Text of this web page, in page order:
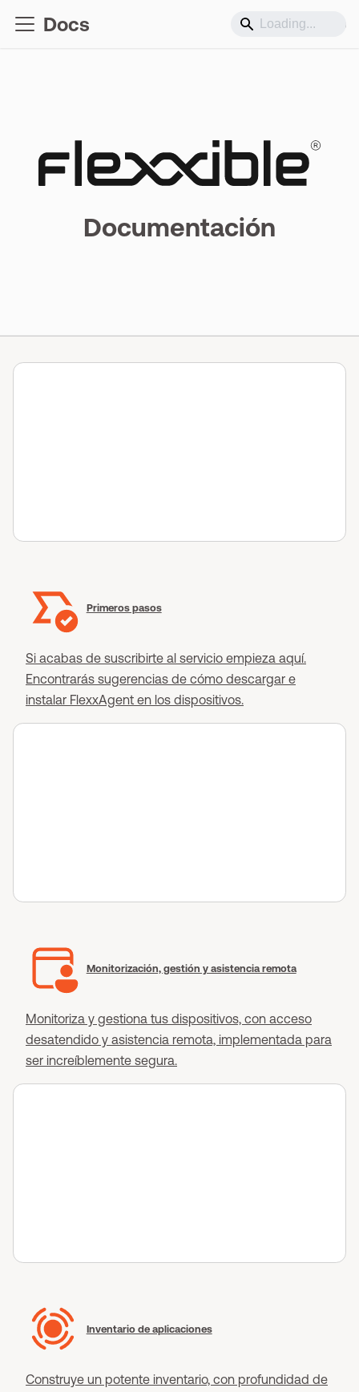
Docs Soporte
Documentación
Primeros pasos
Si acabas de suscribirte al servicio empieza aquí.
Encontrarás sugerencias de cómo descargar e
instalar FlexxAgent en los dispositivos.
Monitorización, gestión y asistencia remota
Monitoriza y gestiona tus dispositivos, con acceso
desatendido y asistencia remota, implementada para
ser increíblemente segura.
Inventario de aplicaciones
Construye un potente inventario, con profundidad de